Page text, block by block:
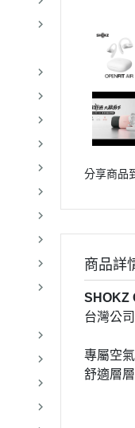
分享商品
商品詳
SHOKZ
台灣公
專屬空
舒適層